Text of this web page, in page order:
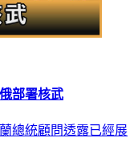
部署核武
總統顧問透露已經展